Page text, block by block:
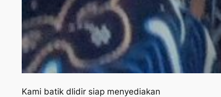
Kami batik dlidir siap menyediakan